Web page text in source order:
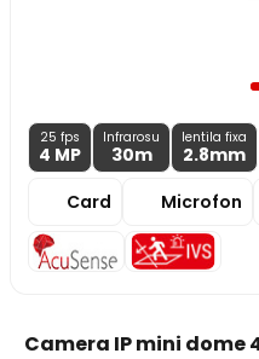
25 fps
4 MP
Infrarosu
30m
lentila fixa
2.8mm
Card
Microfon
Camera IP mini dome